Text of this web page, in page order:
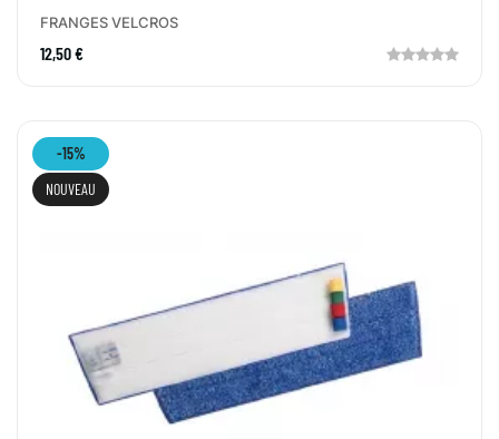
FRANGES VELCROS
12,50 €
-15%
NOUVEAU